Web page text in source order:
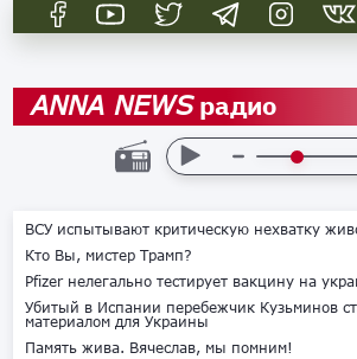
ANNA NEWSрадио
ВСУ испытывают критическую нехватку
Кто Вы, мистер Трамп?
Pfizer нелегально тестирует вакцину на
Убитый в Испании перебежчик Кузьминов
материалом для Украины
Память жива. Вячеслав, мы помним!